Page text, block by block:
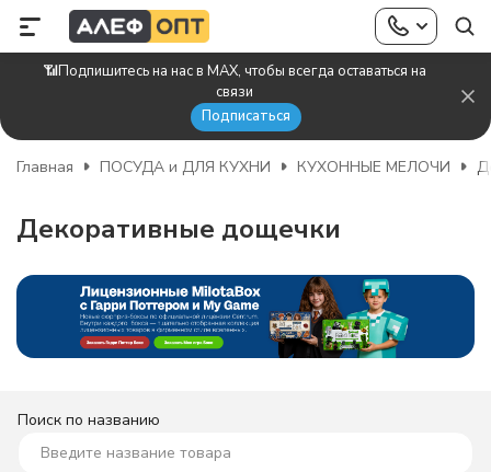
📶Подпишитесь на нас в MAX, чтобы всегда оставаться на
связи
Подписаться
Главная ПОСУДА и ДЛЯ КУХНИ КУХОННЫЕ МЕЛОЧИ
Декоративные дощечки
Поиск по названию